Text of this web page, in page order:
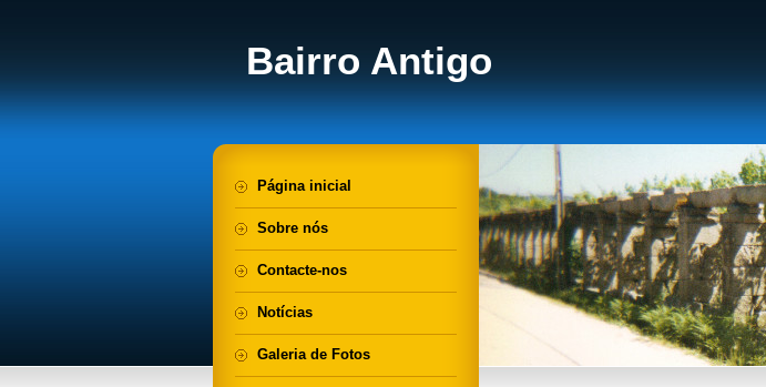
Bairro Antigo
Página inicial
Sobre nós
Contacte-nos
Notícias
Galeria de Fotos